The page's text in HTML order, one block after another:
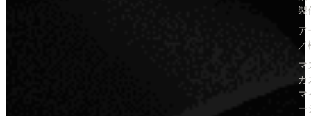
製
ア
／
マ
カ
マ
ー